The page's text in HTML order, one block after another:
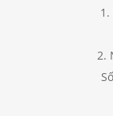
1.
2.